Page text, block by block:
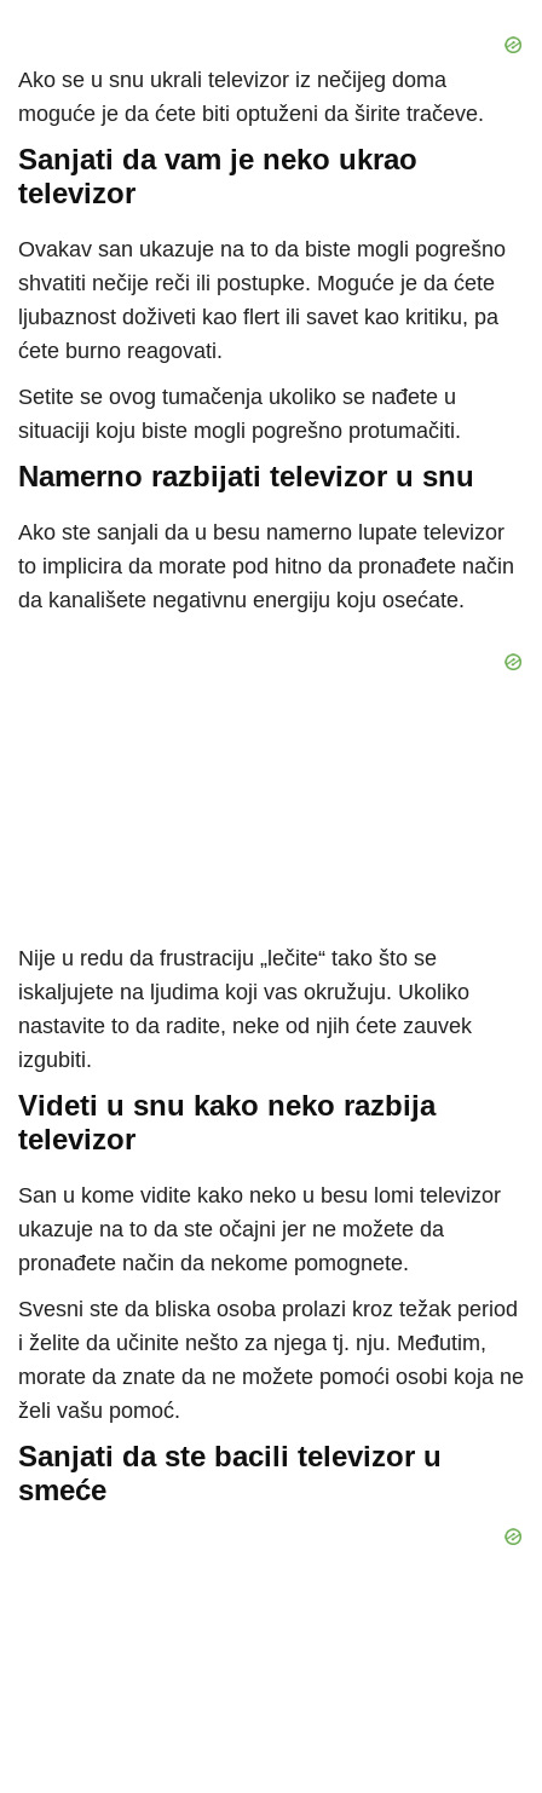
Ako se u snu ukrali televizor iz nečijeg doma
moguće je da ćete biti optuženi da širite tračeve.
Sanjati da vam je neko ukrao
televizor
Ovakav san ukazuje na to da biste mogli pogrešno
shvatiti nečije reči ili postupke. Moguće je da ćete
ljubaznost doživeti kao flert ili savet kao kritiku, pa
ćete burno reagovati.
Setite se ovog tumačenja ukoliko se nađete u
situaciji koju biste mogli pogrešno protumačiti.
Namerno razbijati televizor u snu
Ako ste sanjali da u besu namerno lupate televizor
to implicira da morate pod hitno da pronađete način
da kanališete negativnu energiju koju osećate.
Nije u redu da frustraciju „lečite“ tako što se
iskaljujete na ljudima koji vas okružuju. Ukoliko
nastavite to da radite, neke od njih ćete zauvek
izgubiti.
Videti u snu kako neko razbija
televizor
San u kome vidite kako neko u besu lomi televizor
ukazuje na to da ste očajni jer ne možete da
pronađete način da nekome pomognete.
Svesni ste da bliska osoba prolazi kroz težak period
i želite da učinite nešto za njega tj. nju. Međutim,
morate da znate da ne možete pomoći osobi koja ne
želi vašu pomoć.
Sanjati da ste bacili televizor u
smeće